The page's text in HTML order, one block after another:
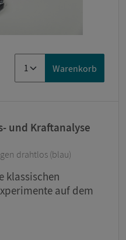
Warenkorb
und Kraftanalyse
drahtlos (blau)
klassischen
auf dem